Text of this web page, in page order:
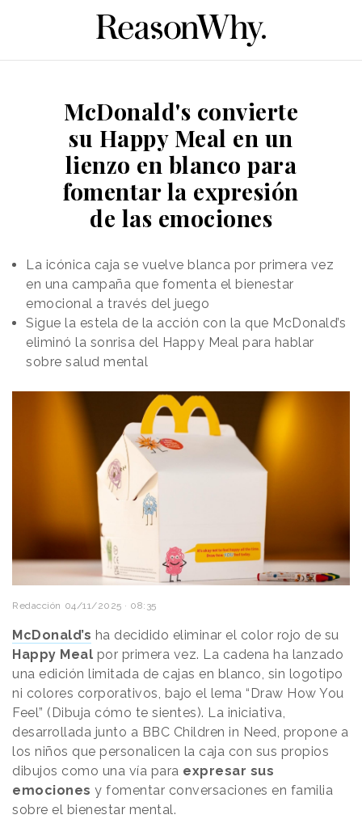
McDonald's convierte
su Happy Meal en un
lienzo en blanco para
fomentar la expresión
de las emociones
La icónica caja se vuelve blanca por primera vez
en una campaña que fomenta el bienestar
emocional a través del juego
Sigue la estela de la acción con la que McDonald’s
eliminó la sonrisa del Happy Meal para hablar
sobre salud mental
Redacción 04/11/2025 · 08:35
McDonald’s ha decidido eliminar el color rojo de su
Happy Meal por primera vez. La cadena ha lanzado
una edición limitada de cajas en blanco, sin logotipo
ni colores corporativos, bajo el lema “Draw How You
Feel” (Dibuja cómo te sientes). La iniciativa,
desarrollada junto a BBC Children in Need, propone a
los niños que personalicen la caja con sus propios
dibujos como una vía para expresar sus
emociones y fomentar conversaciones en familia
sobre el bienestar mental.